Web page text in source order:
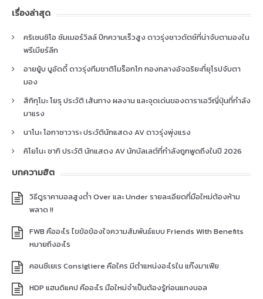
เรื่องล่าสุด
คริเซนซิโอ ซัมเมอร์วิลล์ ปีกความเร็วสูง ดาวรุ่งชาวดัตช์ที่น่าจับตามองใน
พรีเมียร์ลีก
อายยู้บ บูอัดดี้ ดาวรุ่งทีมชาติโมร็อกโก กองกลางอัจฉริยะที่ยุโรปจับตา
มอง
สึกิกุโมะ โยรุ ประวัติ เส้นทาง ผลงาน และจุดเด่นของดาราเอวีญี่ปุ่นที่กำลัง
มาแรง
นาโนะ โอกาซาวาระ ประวัตินักแสดง AV ดาวรุ่งพุ่งแรง
คิโยโนะ ซากิ ประวัติ นักแสดง AV นักบัลเลต์ที่กำลังถูกพูดถึงในปี 2026
บทความฮิต
วิธีดูราคาบอลสูงต่ำ Over และ Under รายละเอียดที่มือใหม่ต้องห้าม
พลาด !!
FWB คืออะไร ไขข้อข้องใจความสัมพันธ์แบบ Friends With Benefits
หมายถึงอะไร
คอนซีเยเร Consigliere คือใคร มีตำแหน่งอะไรใน แก๊งมาเฟีย
HDP แฮนดิแคป คืออะไร มือใหม่จำเป็นต้องรู้ก่อนแทงบอล